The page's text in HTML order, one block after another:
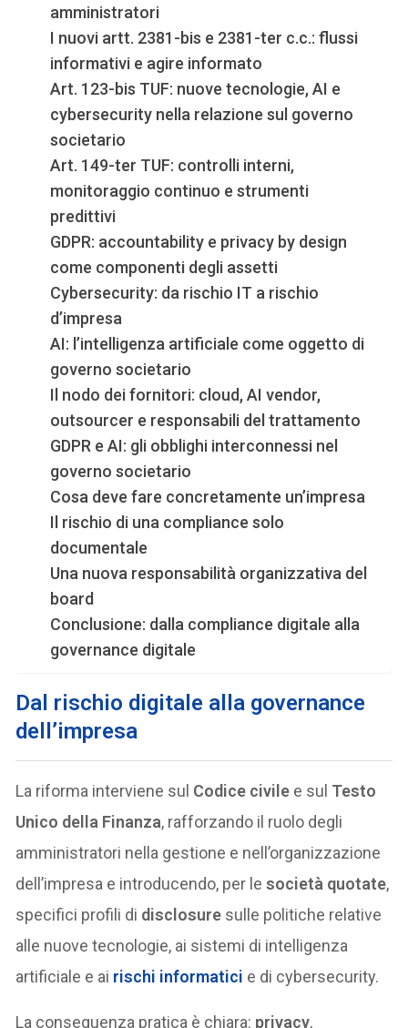
amministratori
I nuovi artt. 2381-bis e 2381-ter c.c.: flussi
informativi e agire informato
Art. 123-bis TUF: nuove tecnologie, AI e
cybersecurity nella relazione sul governo
societario
Art. 149-ter TUF: controlli interni,
monitoraggio continuo e strumenti
predittivi
GDPR: accountability e privacy by design
come componenti degli assetti
Cybersecurity: da rischio IT a rischio
d’impresa
AI: l’intelligenza artificiale come oggetto di
governo societario
Il nodo dei fornitori: cloud, AI vendor,
outsourcer e responsabili del trattamento
GDPR e AI: gli obblighi interconnessi nel
governo societario
Cosa deve fare concretamente un’impresa
Il rischio di una compliance solo
documentale
Una nuova responsabilità organizzativa del
board
Conclusione: dalla compliance digitale alla
governance digitale
Dal rischio digitale alla governance
dell’impresa
La riforma interviene sul Codice civile e sul Testo
Unico della Finanza, rafforzando il ruolo degli
amministratori nella gestione e nell’organizzazione
dell’impresa e introducendo, per lesocietà quotate,
specifici profili di disclosure sulle politiche relative
alle nuove tecnologie, ai sistemi di intelligenza
artificiale e ai rischi informatici e di cybersecurity.
La conseguenza pratica è chiara: privacy,